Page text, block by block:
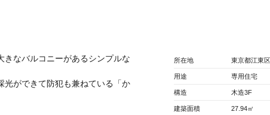
きなバルコニーがあるシンプルな
光ができて防犯も兼ねている「か
所在地 東京都江東区
用途 専用住宅
構造 木造3F
建築面積 27.94㎡